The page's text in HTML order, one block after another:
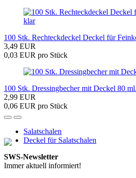
100 Stk. Rechteckdeckel Deckel für
3,49 EUR
0,03 EUR pro Stück
100 Stk. Dressingbecher mit Deckel 80
2,99 EUR
0,06 EUR pro Stück
Salatschalen
Deckel für Salatschalen
SWS-Newsletter
Immer aktuell informiert!